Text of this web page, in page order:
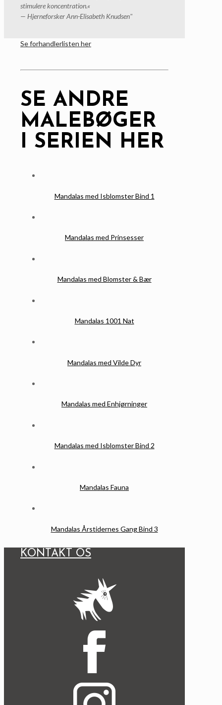
stimulere koncentration.«
— Hjerneforsker Ann-Elisabeth Knudsen"
Se forhandlerlisten her
SE ANDRE
MALEBØGER
I SERIEN HER
Mandalas med Isblomster Bind 1
Mandalas med Prinsesser
Mandalas med Blomster & Bær
Mandalas 1001 Nat
Mandalas med Vilde Dyr
Mandalas med Enhjørninger
Mandalas med Isblomster Bind 2
Mandalas Fauna
Mandalas Årstidernes Gang Bind 3
KONTAKT OS